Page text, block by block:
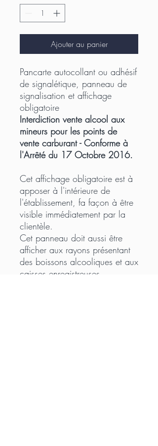
Ajouter au panier
Pancarte autocollant ou adhésif
de signalétique, panneau de
signalisation et affichage
obligatoire
Interdiction vente alcool aux
mineurs pour les points de
vente carburant - Conforme à
l'Arrêté du 17 Octobre 2016.
Cet affichage obligatoire est à
apposer à l'intérieure de
l'établissement, fa façon à être
visible immédiatement par la
clientèle.
Cet panneau doit aussi être
afficher aux rayons présentant
des boissons alcooliques et aux
caisses enregistreuses.